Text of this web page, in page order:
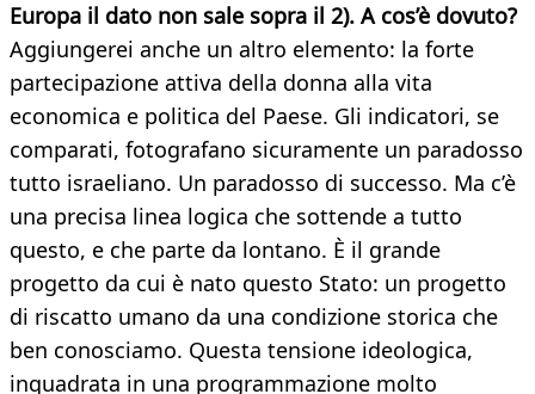
Europa il dato non sale sopra il 2). A cos’è dovuto?
Aggiungerei anche un altro elemento: la forte
partecipazione attiva della donna alla vita
economica e politica del Paese. Gli indicatori, se
comparati, fotografano sicuramente un paradosso
tutto israeliano. Un paradosso di successo. Ma c’è
una precisa linea logica che sottende a tutto
questo, e che parte da lontano. È il grande
progetto da cui è nato questo Stato: un progetto
di riscatto umano da una condizione storica che
ben conosciamo. Questa tensione ideologica,
inquadrata in una programmazione molto